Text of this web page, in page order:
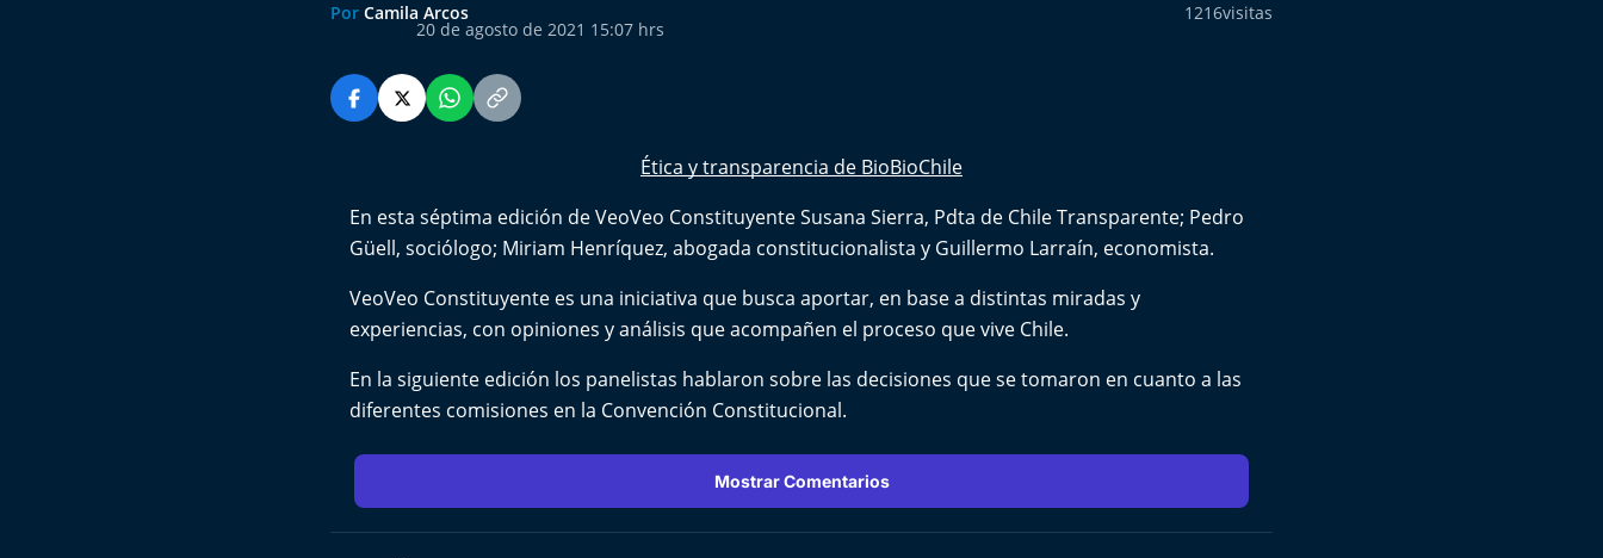
Por Camila Arcos
20 de agosto de 2021 15:07 hrs
1216visitas
Ética y transparencia de BioBioChile
En esta séptima edición de VeoVeo Constituyente Susana Sierra, Pdta de Chile Transparente; Pedro
Güell, sociólogo; Miriam Henríquez, abogada constitucionalista y Guillermo Larraín, economista.
VeoVeo Constituyente es una iniciativa que busca aportar, en base a distintas miradas y
experiencias, con opiniones y análisis que acompañen el proceso que vive Chile.
En la siguiente edición los panelistas hablaron sobre las decisiones que se tomaron en cuanto a las
diferentes comisiones en la Convención Constitucional.
Mostrar Comentarios